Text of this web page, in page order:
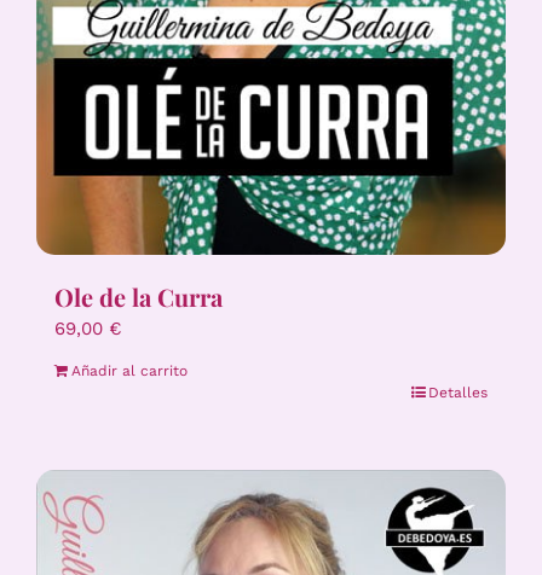
Ole de la Curra
69,00 €
Añadir al carrito
Detalles